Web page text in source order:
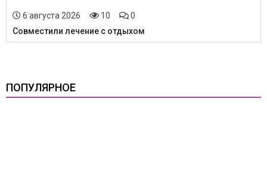
ПОПУЛЯРНОЕ
6 августа 2026 10
0
Совместили лечение с отдыхом